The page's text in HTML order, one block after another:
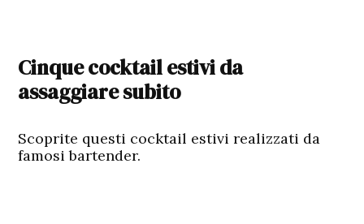
Cinque cocktail estivi da
assaggiare subito
Scoprite questi cocktail estivi realizzati da
famosi bartender.